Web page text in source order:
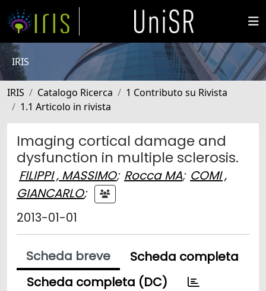
IRIS
IRIS Catalogo Ricerca
1 Contributo su Rivista
1.1 Articolo in rivista
Imaging cortical damage and
dysfunction in multiple sclerosis.
FILIPPI , MASSIMO; Rocca MA; COMI ,
GIANCARLO;
2013-01-01
Scheda breve
Scheda completa
Scheda completa (DC)